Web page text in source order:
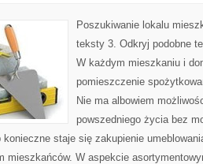
Poszukiwanie lokalu
teksty 3. Odkryj podobne
W każdym mieszkaniu i
pomieszczenie
Nie ma albowiem
powszedniego życia bez
staje się zakupienie
mieszkańców. W aspekcie